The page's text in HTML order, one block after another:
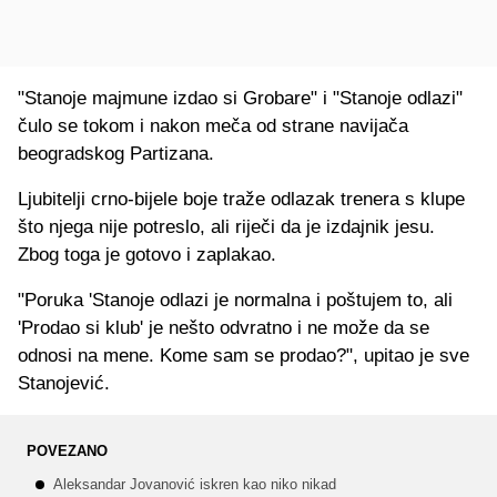
"Stanoje majmune izdao si Grobare" i "Stanoje odlazi"
čulo se tokom i nakon meča od strane navijača
beogradskog Partizana.
Ljubitelji crno-bijele boje traže odlazak trenera s klupe
što njega nije potreslo, ali riječi da je izdajnik jesu.
Zbog toga je gotovo i zaplakao.
"Poruka 'Stanoje odlazi je normalna i poštujem to, ali
'Prodao si klub' je nešto odvratno i ne može da se
odnosi na mene. Kome sam se prodao?", upitao je sve
Stanojević.
POVEZANO
Aleksandar Jovanović iskren kao niko nikad